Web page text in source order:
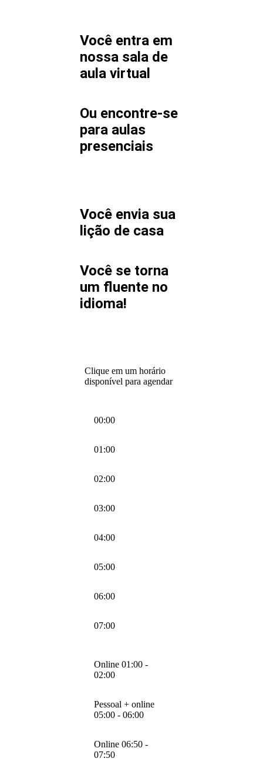
Você entra em
nossa sala de
aula virtual
Ou encontre-se
para aulas
presenciais
Você envia sua
lição de casa
Você se torna
um fluente no
idioma!
Clique em um horário
disponível para agendar
00:00
01:00
02:00
03:00
04:00
05:00
06:00
07:00
Online 01:00 -
02:00
Pessoal + online
05:00 - 06:00
Online 06:50 -
07:50